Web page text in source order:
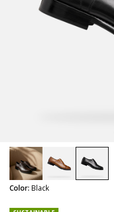
Color: Black